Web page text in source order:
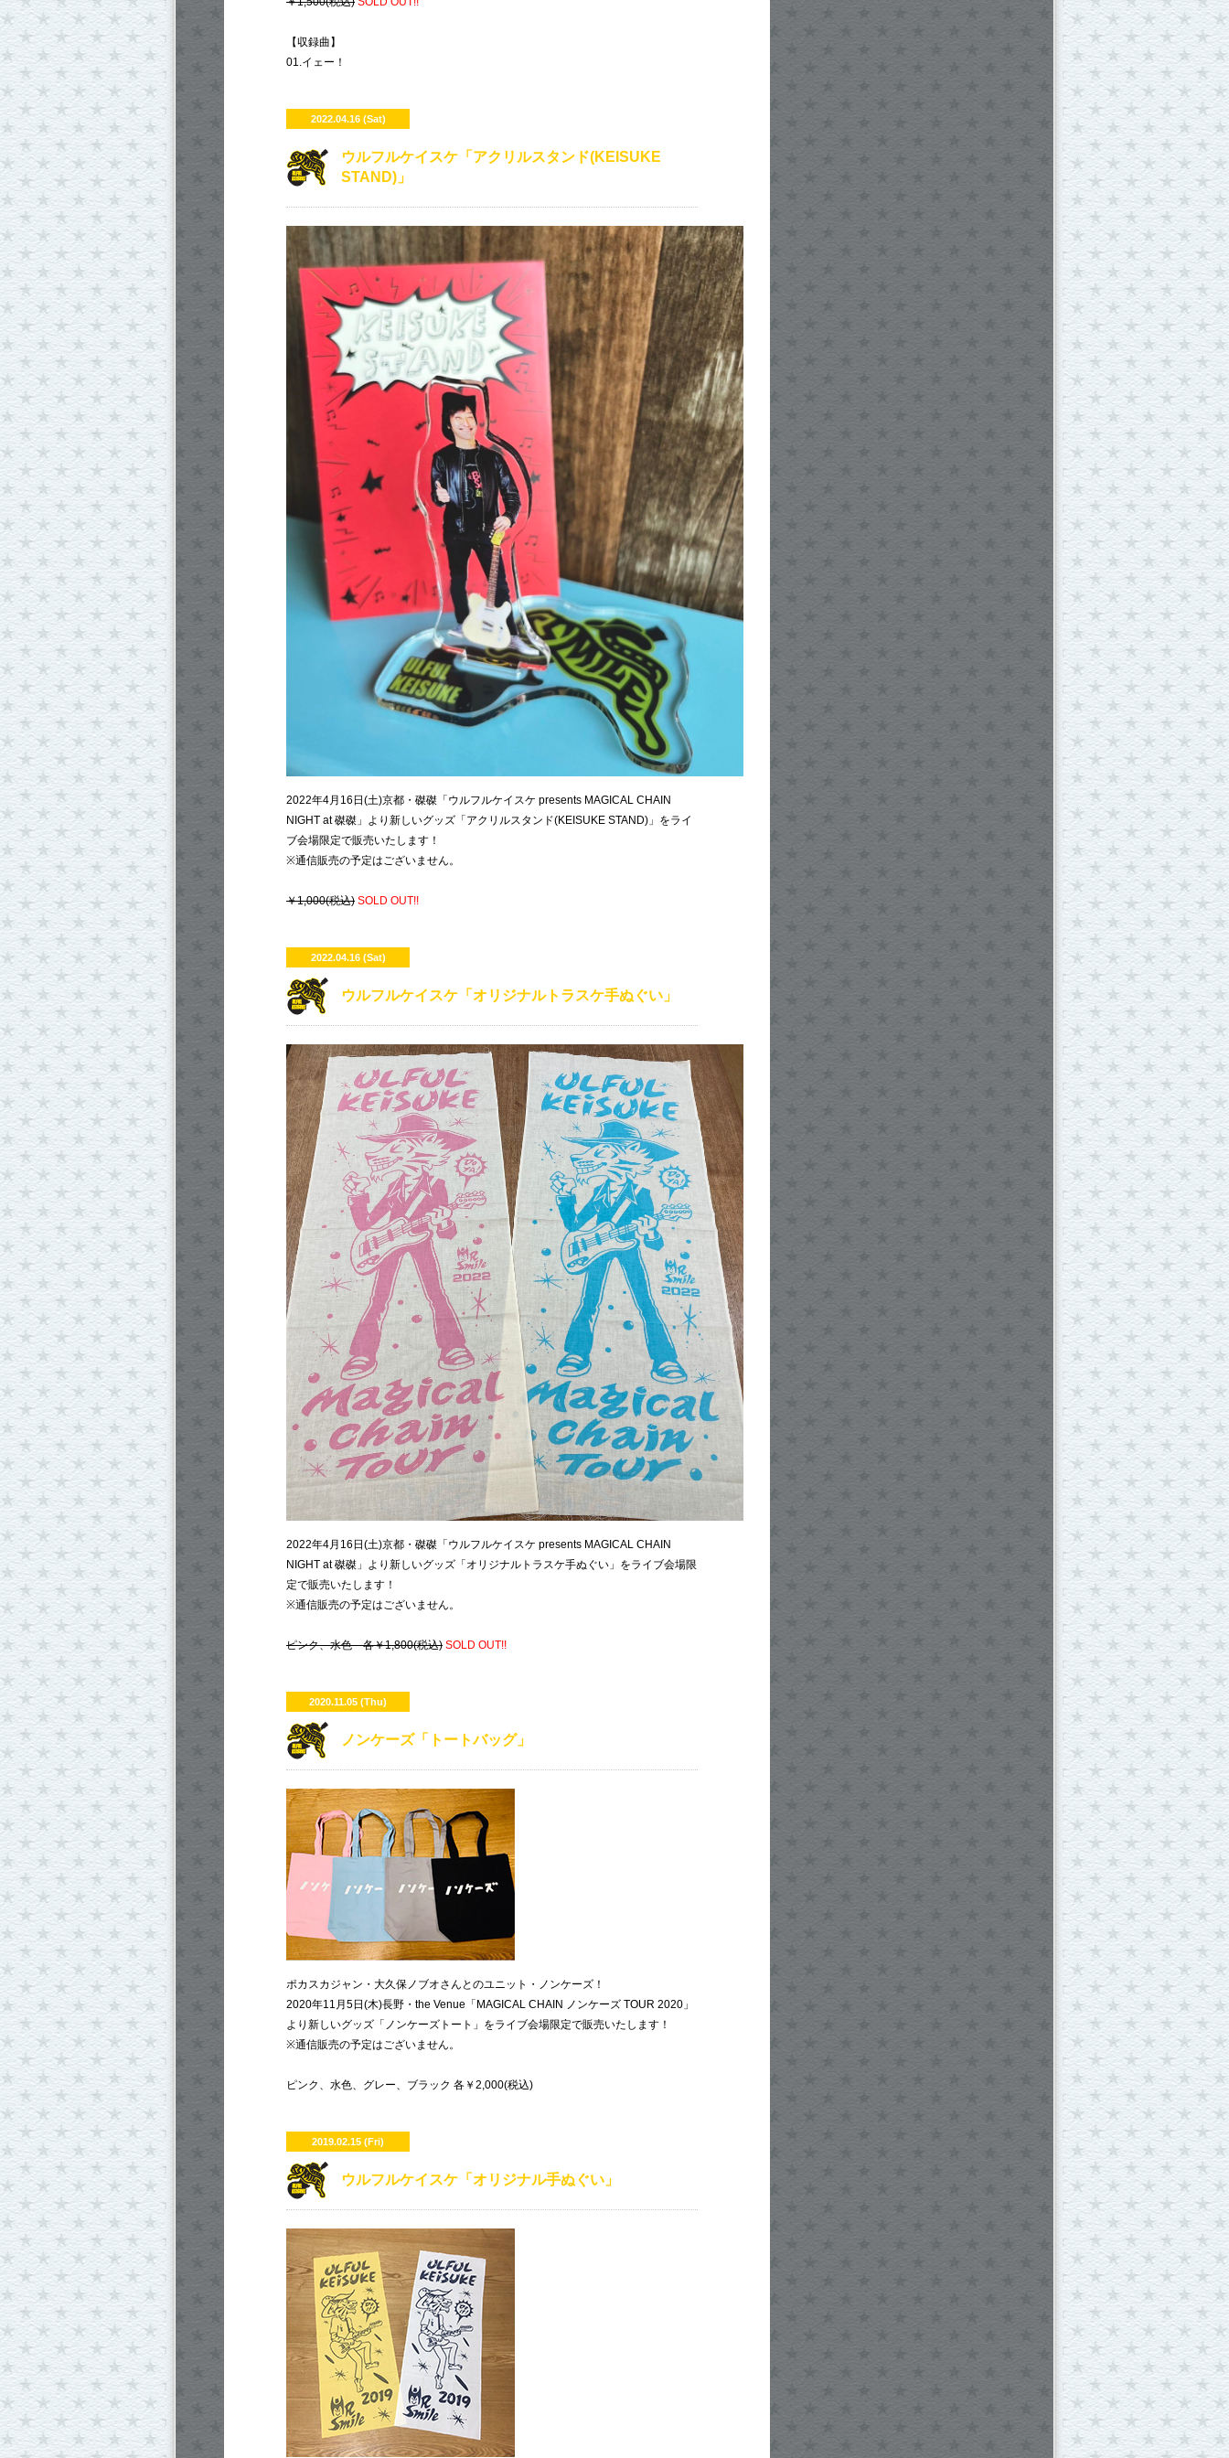
【収録曲】
01.イェー！
2022.04.16 (Sat)
ウルフルケイスケ「アクリルスタンド(KEISUKE
STAND)」
2022年4月16日(土)京都・磔磔「ウルフルケイスケ presents MAGICAL CHAIN
NIGHT at 磔磔」より新しいグッズ「アクリルスタンド(KEISUKE STAND)」をライ
ブ会場限定で販売いたします！
※通信販売の予定はございません。
￥1,000(税込) SOLD OUT!!
2022.04.16 (Sat)
ウルフルケイスケ「オリジナルトラスケ手ぬぐい」
2022年4月16日(土)京都・磔磔「ウルフルケイスケ presents MAGICAL CHAIN
NIGHT at 磔磔」より新しいグッズ「オリジナルトラスケ手ぬぐい」をライブ会場限
定で販売いたします！
※通信販売の予定はございません。
ピンク、水色 各￥1,800(税込) SOLD OUT!!
2020.11.05 (Thu)
ノンケーズ「トートバッグ」
ポカスカジャン・大久保ノブオさんとのユニット・ノンケーズ！
2020年11月5日(木)長野・the Venue「MAGICAL CHAIN ノンケーズ TOUR 2020」
より新しいグッズ「ノンケーズトート」をライブ会場限定で販売いたします！
※通信販売の予定はございません。
ピンク、水色、グレー、ブラック 各￥2,000(税込)
2019.02.15 (Fri)
ウルフルケイスケ「オリジナル手ぬぐい」